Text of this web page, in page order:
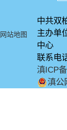
网站地图
中共双
主办单
中心
联系电
滇ICP
滇公